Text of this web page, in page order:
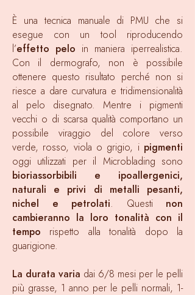
È una tecnica manuale di PMU che si
esegue con un tool riproducendo
l’effetto pelo in maniera iperrealistica.
Con il dermografo, non è possibile
ottenere questo risultato perché non si
riesce a dare curvatura e tridimensionalità
al pelo disegnato. Mentre i pigmenti
vecchi o di scarsa qualità comportano un
possibile viraggio del colore verso
verde, rosso, viola o grigio, i pigmenti
oggi utilizzati per il Microblading sono
bioriassorbibili e ipoallergenici,
naturali e privi di metalli pesanti,
nichel e petrolati. Questi non
cambieranno la loro tonalità con il
tempo rispetto alla tonalità dopo la
guarigione.
La durata varia dai 6/8 mesi per le pelli
più grasse, 1 anno per le pelli normali, 1-